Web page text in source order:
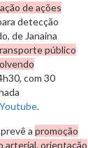
de ações
detecção
de Janaina
público
com 30
.
a promoção
arterial, orientação